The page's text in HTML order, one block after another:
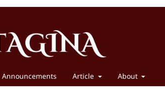
Announcements Article About